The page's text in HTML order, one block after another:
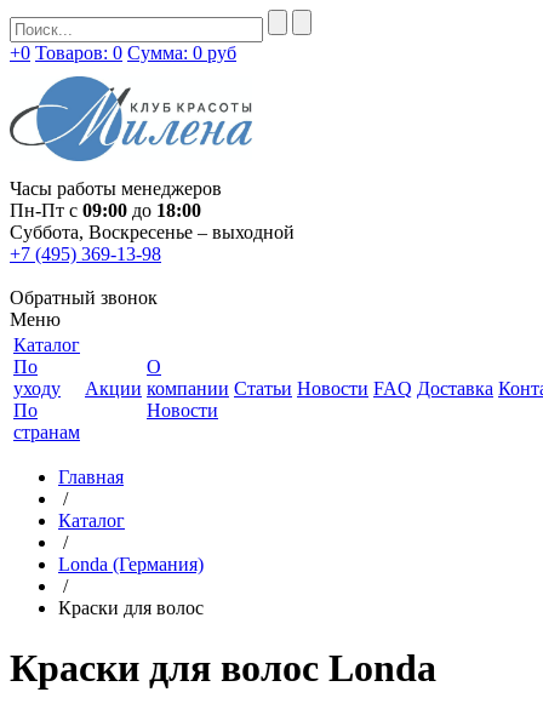
+0 Товаров: 0 Сумма: 0 руб
Часы работы менеджеров
Пн-Пт с 09:00 до 18:00
Суббота, Воскресенье – выходной
+7 (495) 369-13-98
Обратный звонок
Меню
Каталог
По
уходу
По
странам
Акции
О
компании
Новости
Статьи Новости FAQ Доставка
Главная
/
Каталог
/
Londa (Германия)
/
Краски для волос
Краски для волос Londa